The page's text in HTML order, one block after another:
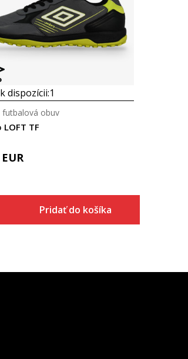
dispozícii:1
TF
futbalová obuv
EUR
Pridať do košíka